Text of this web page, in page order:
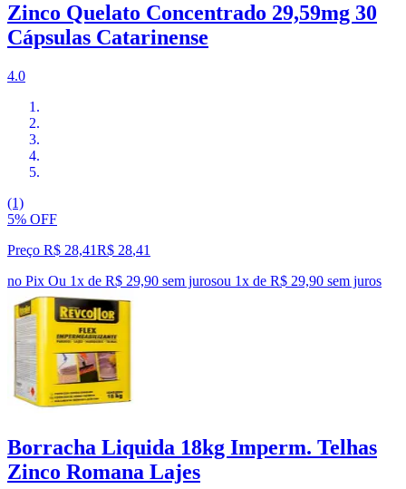
Zinco Quelato Concentrado 29,59mg 30
Cápsulas Catarinense
4.0
(1)
5% OFF
Preço R$ 28,41R$ 28,41
no Pix Ou 1x de R$ 29,90 sem jurosou 1x de R$ 29,90 sem juros
Borracha Liquida 18kg Imperm. Telhas
Zinco Romana Lajes